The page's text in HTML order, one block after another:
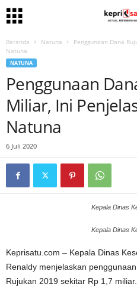
Beranda Natuna
Penggunaan Dana
Natuna
NATUNA
Penggunaan
Miliar, Ini
Natuna
6 Juli 2020
Kepala Dinas
Kepala Dinas
Keprisatu.com – Kepala Dinas
Renaldy menjelaskan
Rujukan 2019 sekitar Rp 1,7